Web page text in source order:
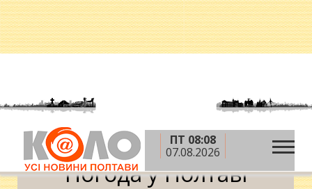
ПТ 08:08
07.08.2026
Головна » Погода у Полтаві
Погода у Полтаві